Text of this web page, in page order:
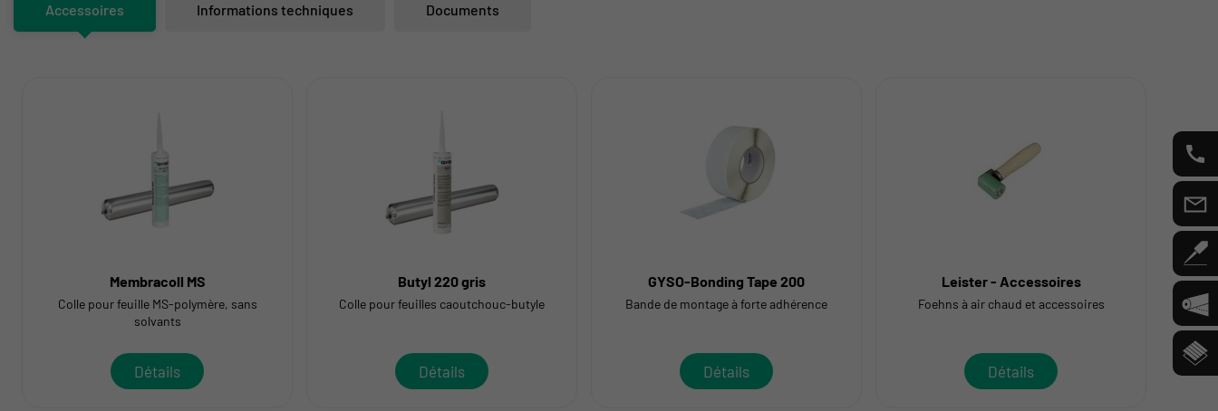
Accessoires Informations techniques Documents
Membracoll MS
Colle pour feuille MS-polymère, sans
solvants
Détails
Butyl 220 gris
Colle pour feuilles caoutchouc-butyle
Détails
GYSO-Bonding Tape 200
Bande de montage à forte adhérence
Détails
Leister - Accessoires
Foehns à air chaud et accessoires
Détails